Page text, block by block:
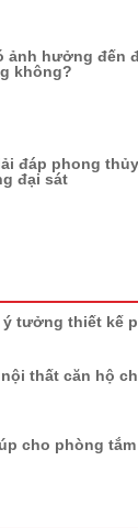
ảnh hưởng đến
không?
đáp phong
đại sát
tưởng thiết kế
thất căn hộ
cho phòng